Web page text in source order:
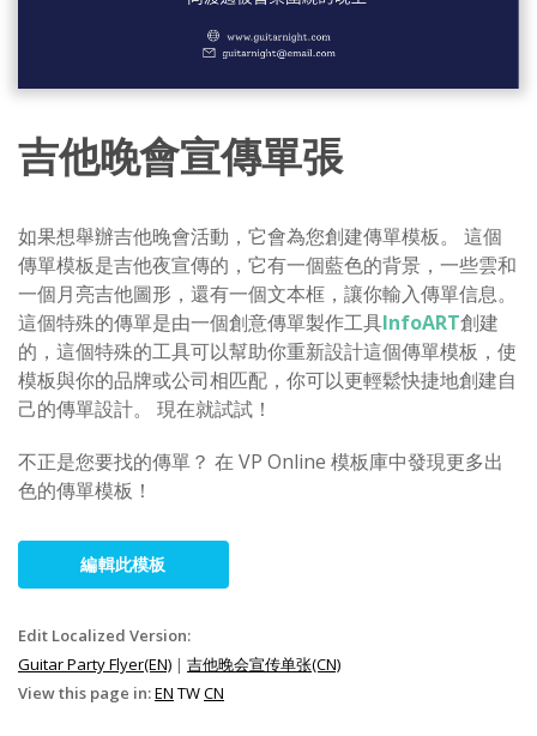
吉他晚會宣傳單張
如果想舉辦吉他晚會活動，它會為您創建傳單模板。 這個
傳單模板是吉他夜宣傳的，它有一個藍色的背景，一些雲和
一個月亮吉他圖形，還有一個文本框，讓你輸入傳單信息。
這個特殊的傳單是由一個創意傳單製作工具InfoART創建
的，這個特殊的工具可以幫助你重新設計這個傳單模板，使
模板與你的品牌或公司相匹配，你可以更輕鬆快捷地創建自
己的傳單設計。 現在就試試！
不正是您要找的傳單？ 在 VP Online 模板庫中發現更多出
色的傳單模板！
編輯此模板
Edit Localized Version:
Guitar Party Flyer(EN) | 吉他晚会宣传单张(CN)
View this page in:EN TWCN